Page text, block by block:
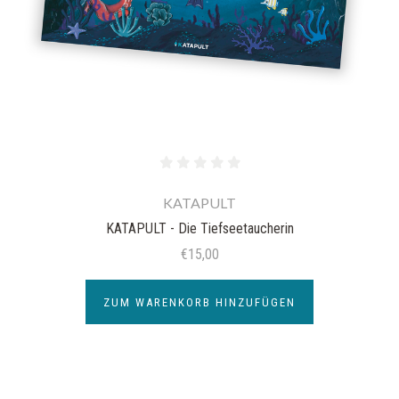
KATAPULT
KATAPULT - Die Tiefseetaucherin
€15,00
ZUM WARENKORB HINZUFÜGEN